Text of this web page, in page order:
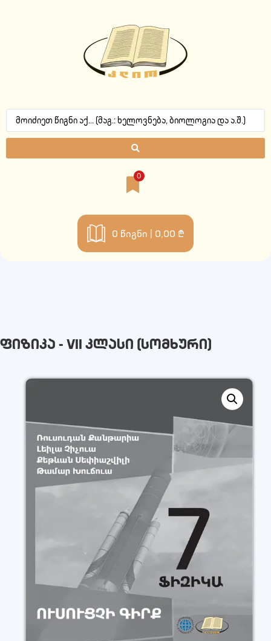
0
0 წიგნი | 0,00 ₾
ფიზიკა - VII კლასი (სომხური)